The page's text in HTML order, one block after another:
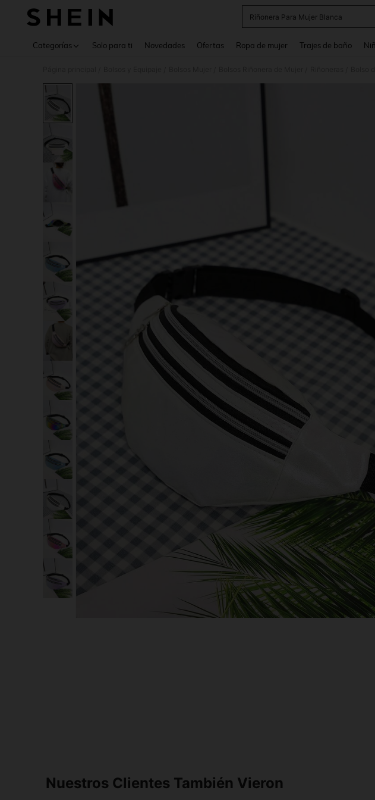
Riñonera Para Mujer Blanca
Categorías Solo para ti Novedades Ofertas Ropa de mujer Trajes de baño
Nuestros Clientes También Vieron